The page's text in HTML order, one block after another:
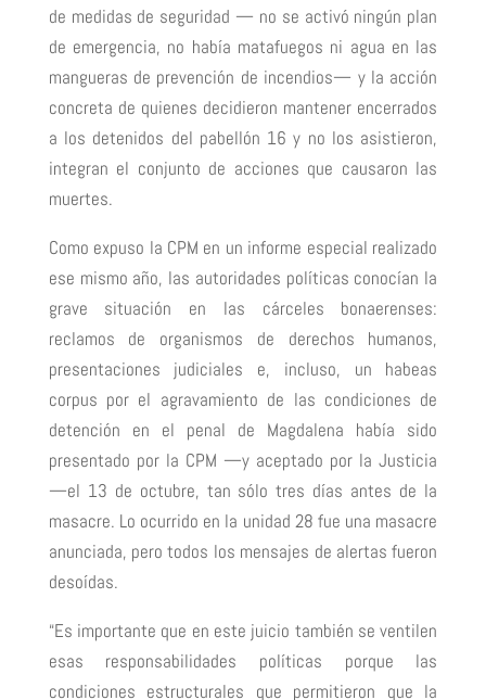
de medidas de seguridad — no se activó ningún plan
de emergencia, no había matafuegos ni agua en las
mangueras de prevención de incendios— y la acción
concreta de quienes decidieron mantener encerrados
a los detenidos del pabellón 16 y no los asistieron,
integran el conjunto de acciones que causaron las
muertes.
Como expuso la CPM en un informe especial realizado
ese mismo año, las autoridades políticas conocían la
grave situación en las cárceles bonaerenses:
reclamos de organismos de derechos humanos,
presentaciones judiciales e, incluso, un habeas
corpus por el agravamiento de las condiciones de
detención en el penal de Magdalena había sido
presentado por la CPM —y aceptado por la Justicia
—el 13 de octubre, tan sólo tres días antes de la
masacre. Lo ocurrido en la unidad 28 fue una masacre
anunciada, pero todos los mensajes de alertas fueron
desoídas.
“Es importante que en este juicio también se ventilen
esas responsabilidades políticas porque las
condiciones estructurales que permitieron que la